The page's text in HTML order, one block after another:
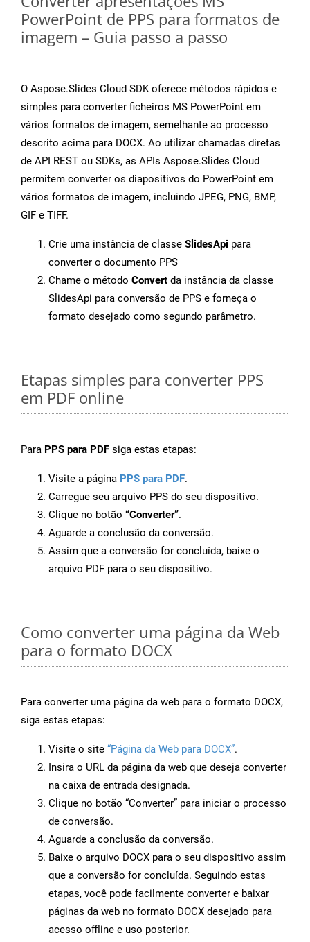
PowerPoint de PPS para formatos de
imagem – Guia passo a passo
O Aspose.Slides Cloud SDK oferece métodos rápidos e
simples para converter ficheiros MS PowerPoint em
vários formatos de imagem, semelhante ao processo
descrito acima para DOCX. Ao utilizar chamadas diretas
de API REST ou SDKs, as APIs Aspose.Slides Cloud
permitem converter os diapositivos do PowerPoint em
vários formatos de imagem, incluindo JPEG, PNG, BMP,
GIF e TIFF.
Crie uma instância de classe SlidesApi para
converter o documento PPS
Chame o método Convert da instância da classe
SlidesApi para conversão de PPS e forneça o
formato desejado como segundo parâmetro.
Etapas simples para converter PPS
em PDF online
Para PPS para PDF siga estas etapas:
Visite a página PPS para PDF.
Carregue seu arquivo PPS do seu dispositivo.
Clique no botão “Converter”.
Aguarde a conclusão da conversão.
Assim que a conversão for concluída, baixe o
arquivo PDF para o seu dispositivo.
Como converter uma página da Web
para o formato DOCX
Para converter uma página da web para o formato DOCX,
siga estas etapas:
Visite o site “Página da Web para DOCX”.
Insira o URL da página da web que deseja converter
na caixa de entrada designada.
Clique no botão “Converter” para iniciar o processo
de conversão.
Aguarde a conclusão da conversão.
Baixe o arquivo DOCX para o seu dispositivo assim
que a conversão for concluída. Seguindo estas
etapas, você pode facilmente converter e baixar
páginas da web no formato DOCX desejado para
acesso offline e uso posterior.